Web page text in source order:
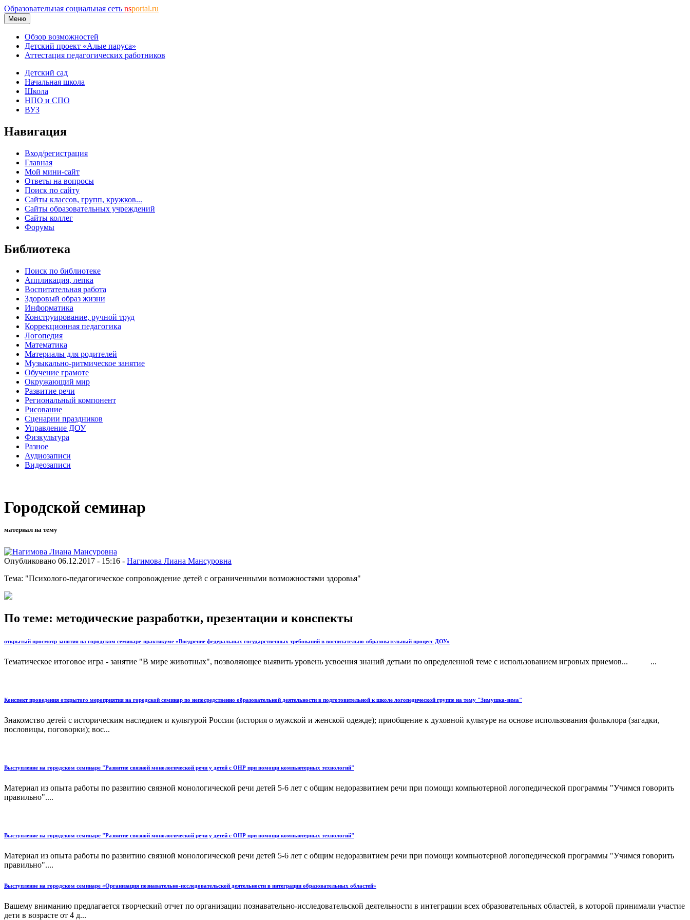
Образовательная социальная сеть nsportal.ru
Меню
Обзор возможностей
Детский проект «Алые паруса»
Аттестация педагогических работников
Детский сад
Начальная школа
Школа
НПО и СПО
ВУЗ
Навигация
Вход/регистрация
Главная
Мой мини-сайт
Ответы на вопросы
Поиск по сайту
Сайты классов, групп, кружков...
Сайты образовательных учреждений
Сайты коллег
Форумы
Библиотека
Поиск по библиотеке
Аппликация, лепка
Воспитательная работа
Здоровый образ жизни
Информатика
Конструирование, ручной труд
Коррекционная педагогика
Логопедия
Математика
Материалы для родителей
Музыкально-ритмическое занятие
Обучение грамоте
Окружающий мир
Развитие речи
Региональный компонент
Рисование
Сценарии праздников
Управление ДОУ
Физкультура
Разное
Аудиозаписи
Видеозаписи
Городской семинар
материал на тему
Опубликовано 06.12.2017 - 15:16 - Нагимова Лиана Мансуровна
Тема: "Психолого-педагогическое сопровождение детей с ограниченными возможностями здоровья"
По теме: методические разработки, презентации и конспекты
открытый просмотр занятия на городском семинаре-практикуме «Внедрение федеральных государственных требований в воспитательно-образовательный процесс ДОУ»
Тематическое итоговое игра - занятие "В мире животных", позволяющее выявить уровень усвоения знаний детьми по определенной теме с использованием игровых приемов... ...
Конспект проведения открытого мероприятия на городской семинар по непосредственно образовательной деятельности в подготовительной к школе логопедической группе на тему "Зимушка-зима"
Знакомство детей с историческим наследием и культурой России (история о мужской и женской одежде); приобщение к духовной культуре на основе использования фольклора (загадки,
пословицы, поговорки); вос...
Выступление на городском семинаре "Развитие связной монологической речи у детей с ОНР при помощи компьютерных технологий"
Материал из опыта работы по развитию связной монологической речи детей 5-6 лет с общим недоразвитием речи при помощи компьютерной логопедической программы "Учимся говорить
правильно"....
Выступление на городском семинаре "Развитие связной монологической речи у детей с ОНР при помощи компьютерных технологий"
Материал из опыта работы по развитию связной монологической речи детей 5-6 лет с общим недоразвитием речи при помощи компьютерной логопедической программы "Учимся говорить
правильно"....
Выступление на городском семинаре «Организация познавательно-исследовательской деятельности в интеграции образовательных областей»
Вашему вниманию предлагается творческий отчет по организации познавательно-исследовательской деятельности в интеграции всех образовательных областей, в которой принимали участие
дети в возрасте от 4 д...